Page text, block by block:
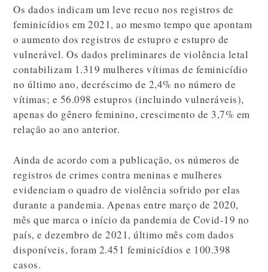
Os dados indicam um leve recuo nos registros de
feminicídios em 2021, ao mesmo tempo que apontam
o aumento dos registros de estupro e estupro de
vulnerável. Os dados preliminares de violência letal
contabilizam 1.319 mulheres vítimas de feminicídio
no último ano, decréscimo de 2,4% no número de
vítimas; e 56.098 estupros (incluindo vulneráveis),
apenas do gênero feminino, crescimento de 3,7% em
relação ao ano anterior.
Ainda de acordo com a publicação, os números de
registros de crimes contra meninas e mulheres
evidenciam o quadro de violência sofrido por elas
durante a pandemia. Apenas entre março de 2020,
mês que marca o início da pandemia de Covid-19 no
país, e dezembro de 2021, último mês com dados
disponíveis, foram 2.451 feminicídios e 100.398
casos.